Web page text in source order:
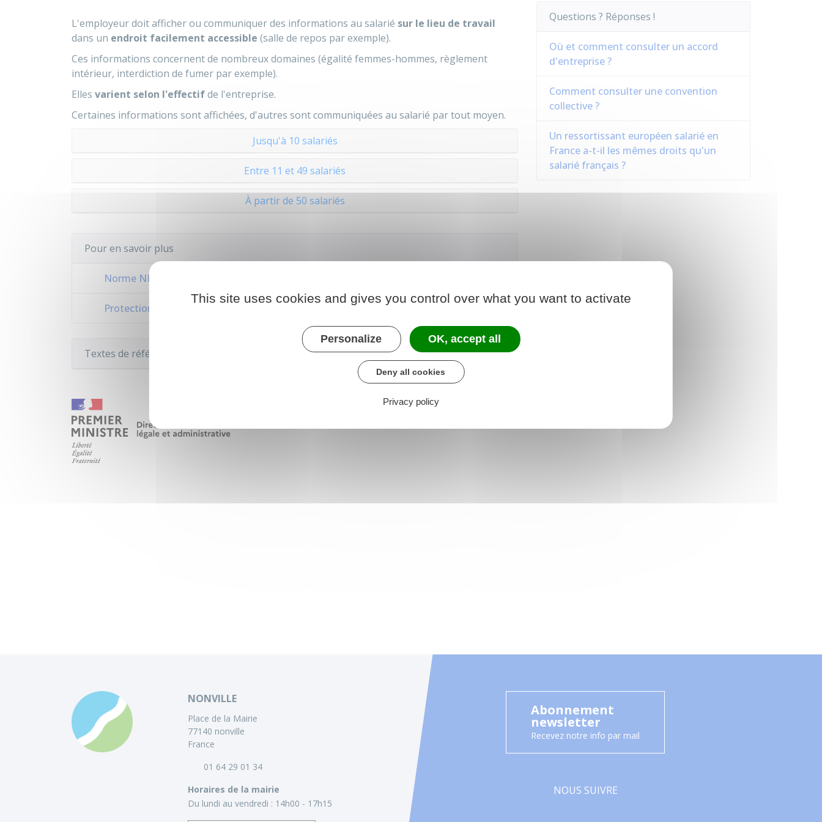
L'employeur doit afficher ou communiquer des informations au salarié sur le lieu de travail
dans un endroit facilement accessible (salle de repos par exemple).
Ces informations concernent de nombreux domaines (égalité femmes-hommes, règlement
intérieur, interdiction de fumer par exemple).
Elles varient selon l'effectifde l'entreprise.
Certaines informations sont affichées, d'autres sont communiquées au salarié par tout moyen.
Jusqu'à 10 salariés
Entre 11 et 49 salariés
À partir de 50 salariés
Pour en savoir plus
Norme NF EN ISO 7010 - Mars 2020 (payant)
Protection contre les discriminations
Textes de référence
Questions ? Réponses !
Où et comment consulter un accord
d'entreprise ?
Comment consulter une convention
collective ?
Un ressortissant européen salarié en
France a-t-il les mêmes droits qu'un
salarié français ?
NONVILLE
Place de la Mairie
77140 nonville
France
01 64 29 01 34
Horaires de la mairie
Du lundi au vendredi : 14h00 - 17h15
Abonnement
newsletter
Recevez notre info par mail
NOUS SUIVRE
This site uses cookies and gives you control over what you want to activate
Personalize OK, accept all
Deny all cookies
Privacy policy